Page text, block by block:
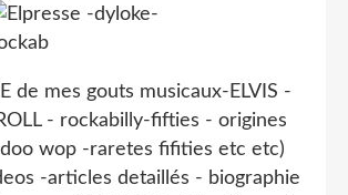
de mes gouts musicaux-ELVIS -
- rockabilly-fifties - origines
wop -raretes fifities etc etc)
-articles detaillés - biographie